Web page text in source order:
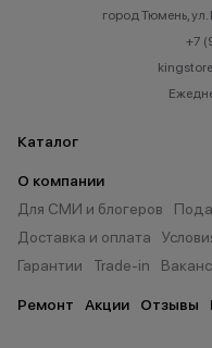
город Тюмень,
+7
Каталог
О компании
Для СМИ и блогеров
Доставка и оплата
Гарантии
Trade-in
Ремонт Акции Отзывы